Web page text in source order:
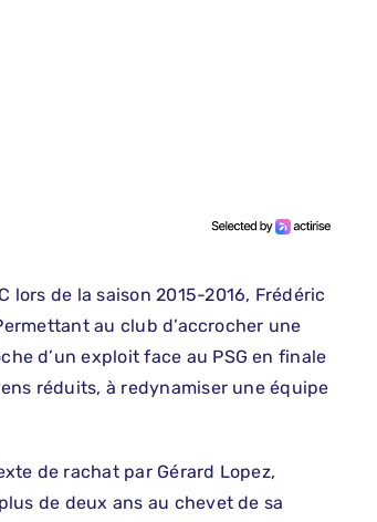
de la saison 2015-2016, Frédéric
au club d’accrocher une
d’un exploit face au PSG en finale
réduits, à redynamiser une équipe
de rachat par Gérard Lopez,
de deux ans au chevet de sa